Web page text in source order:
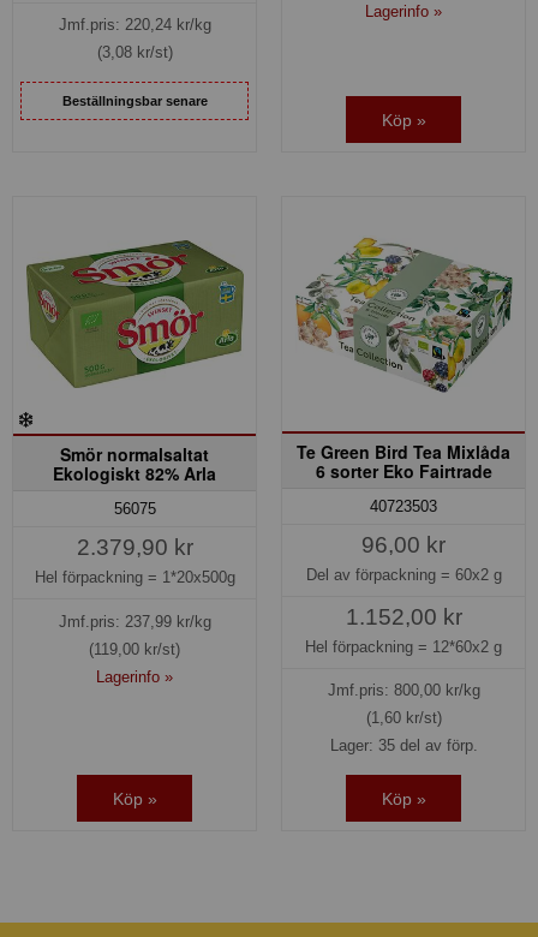
Jmf.pris: 220,24kr/kg
(3,08 kr/st)
Beställningsbar senare
Lagerinfo »
Köp »
Smör normalsaltat
Ekologiskt 82% Arla
56075
2.379,90 kr
Hel förpackning = 1*20x500g
Jmf.pris: 237,99kr/kg
(119,00 kr/st)
Lagerinfo »
Köp »
Te Green Bird Tea Mixlåda
6 sorter Eko Fairtrade
40723503
96,00 kr
Del av förpackning = 60x2 g
1.152,00 kr
Hel förpackning = 12*60x2 g
Jmf.pris: 800,00kr/kg
(1,60 kr/st)
Lager: 35 del av förp.
Köp »